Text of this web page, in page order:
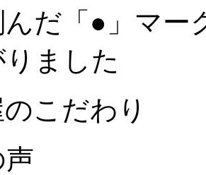
んだ「●」マー
ました
こだわり